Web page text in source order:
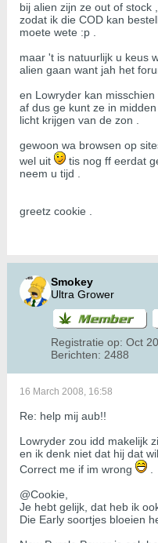
bij alien zijn ze out of stock
zodat ik die COD kan
moete wete :p .
maar 't is natuurlijk u keus
alien gaan want jah het
en Lowryder kan
af dus ge kunt ze in
licht krijgen van de zon .
gewoon wa browsen op
wel uit
tis nog ff eerdat
neem u tijd .
greetz cookie .
Smokey
Ultra Grower
Registratie op: Oct
Berichten: 2488
16 March 2008, 16:58
Re: help mij aub!!
Lowryder zou idd makelijk
en ik denk niet dat hij dat
Correct me if im wrong
@Cookie,
Je hebt gelijk, dat heb ik
Die Early soortjes bloeien